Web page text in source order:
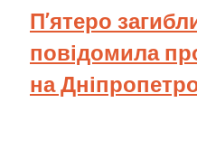
П’ятеро
повідомила
на